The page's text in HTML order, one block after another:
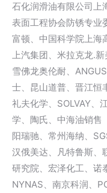
石化润滑油有限公司上
表面工程协会防锈专业
富顿、中国科学院上海
上汽集团、米拉克龙.
雪佛龙奥伦耐、
士、昆山道普、晋江恒
礼夫化学、SOLVAY、
学、陶氏、中海油销售
阳瑞驰、常州海纳、
汉俄美达、凡特鲁斯、
研究院、宏泽化工、诺
NYNAS、南京科润、